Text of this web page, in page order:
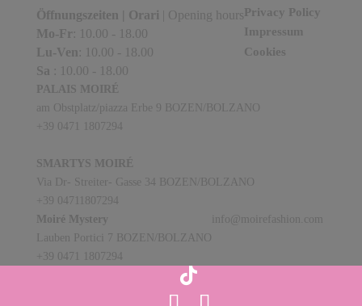
Öffnungszeiten | Orari | Opening hours
Mo-Fr
: 10.00 - 18.00
Lu-Ven : 10.00 - 18.00
Sa : 10.00 - 18.00
Privacy Policy
Impressum
Cookies
PALAIS MOIRÉ
am Obstplatz/piazza Erbe 9 BOZEN/BOLZANO
+39 0471 1807294
SMARTYS MOIRÉ
Via Dr- Streiter- Gasse 34 BOZEN/BOLZANO
+39 04711807294
Moiré Mystery
Lauben Portici 7 BOZEN/BOLZANO
+39 0471 1807294
info@moirefashion.com